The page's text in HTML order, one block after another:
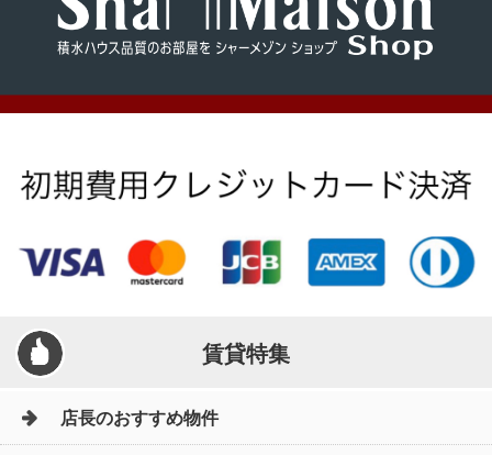
賃貸特集
店長のおすすめ物件